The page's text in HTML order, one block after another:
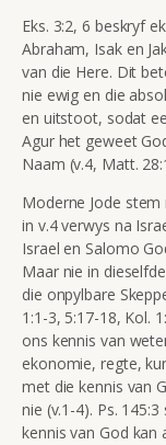
Eks. 3:2, 6 beskryf
Abraham, Isak en
van die Here. Dit
nie ewig en die
en uitstoot, sodat
Agur het geweet
Naam (v.4, Matt.
Moderne Jode stem
in v.4 verwys na
Israel en Salomo
Maar nie in
die onpylbare
1:1-3, 5:17-18, Kol.
ons kennis van
ekonomie, regte,
met die kennis van
nie (v.1-4). Ps.
kennis van God kan